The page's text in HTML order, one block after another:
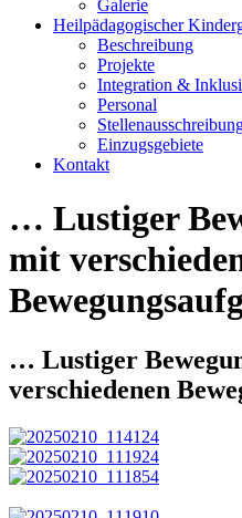
Galerie
Heilpädagogischer
Beschreibung
Projekte
Integration &
Personal
Einzugsgebiete
Kontakt
… Lustiger
mit
… Lustiger
verschiedenen